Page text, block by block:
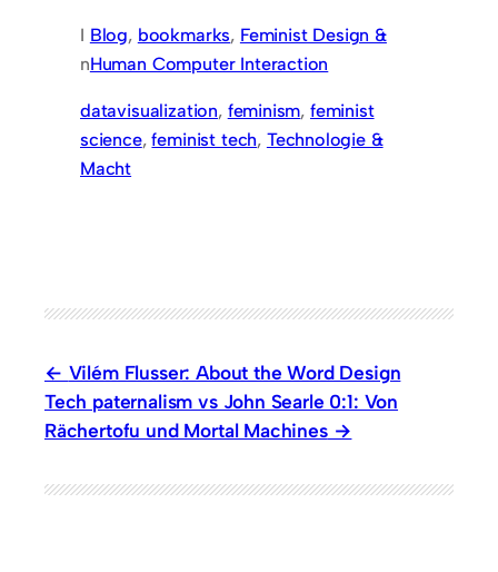
I
n
Blog, bookmarks, Feminist Design &
Human Computer Interaction
datavisualization, feminism, feminist
science, feminist tech, Technologie &
Macht
Vilém Flusser: About the Word Design
Tech paternalism vs John Searle 0:1: Von
Rächertofu und Mortal Machines